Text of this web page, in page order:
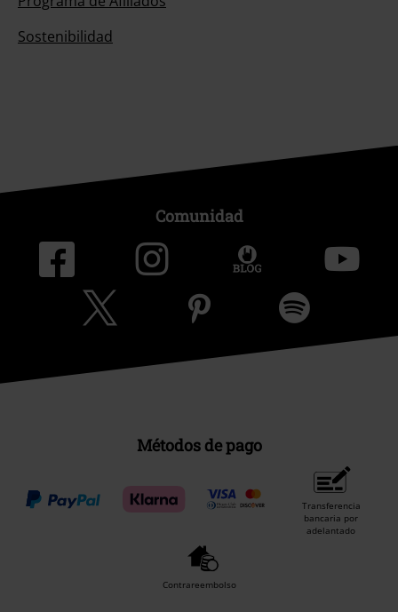
Sostenibilidad
Comunidad
Métodos de pago
Transferencia
bancaria por
adelantado
Contrareembolso